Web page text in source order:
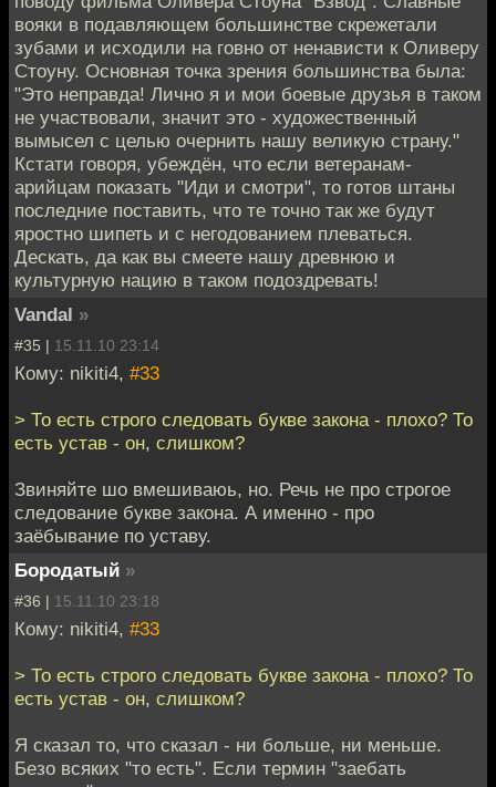
вояки в подавляющем большинстве скрежетали
зубами и исходили на говно от ненависти к Оливеру
Стоуну. Основная точка зрения большинства была:
"Это неправда! Лично я и мои боевые друзья в таком
не участвовали, значит это - художественный
вымысел с целью очернить нашу великую страну."
Кстати говоря, убеждён, что если ветеранам-
арийцам показать "Иди и смотри", то готов штаны
последние поставить, что те точно так же будут
яростно шипеть и с негодованием плеваться.
Дескать, да как вы смеете нашу древнюю и
культурную нацию в таком подоздревать!
Vandal »
#35 | 15.11.10 23:14
Кому: nikiti4, #33
> То есть строго следовать букве закона - плохо? То
есть устав - он, слишком?
Звиняйте шо вмешиваюь, но. Речь не про строгое
следование букве закона. А именно - про
заёбывание по уставу.
Бородатый »
#36 | 15.11.10 23:18
Кому: nikiti4, #33
> То есть строго следовать букве закона - плохо? То
есть устав - он, слишком?
Я сказал то, что сказал - ни больше, ни меньше.
Безо всяких "то есть". Если термин "заебать